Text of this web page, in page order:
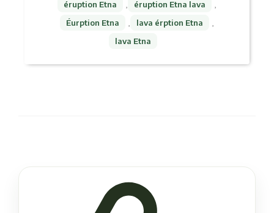
éruption Etna
éruption Etna lava
Éurption Etna
lava érption Etna
lava Etna